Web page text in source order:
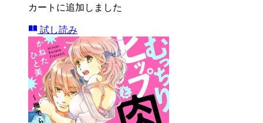
カートに追加しました
試し読み